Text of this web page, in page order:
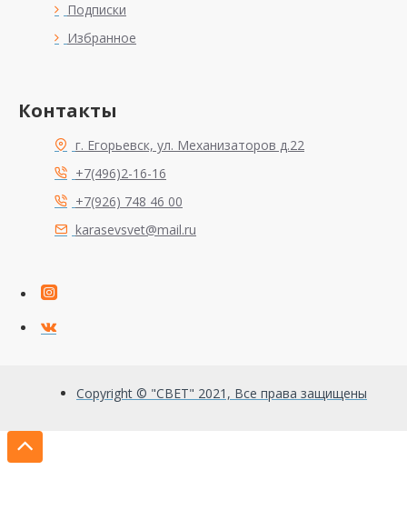
Подписки
Избранное
Контакты
г. Егорьевск, ул. Механизаторов д.22
+7(496)2-16-16
+7(926) 748 46 00
karasevsvet@mail.ru
Copyright © "СВЕТ" 2021, Все права защищены